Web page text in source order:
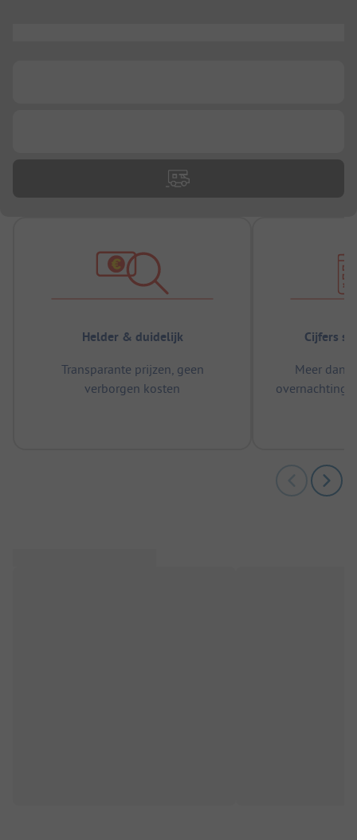
Helder & duidelijk
Transparante prijzen, geen
verborgen kosten
Cijfers
Meer dan